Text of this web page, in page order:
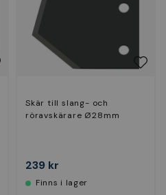
Skär till slang- och
röravskärare Ø28mm
239 kr
Finns i lager